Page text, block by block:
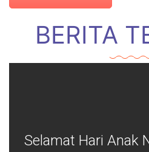
BERITA
Selamat Hari Anak